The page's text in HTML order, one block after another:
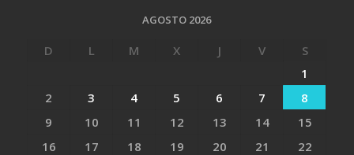
AGOSTO 2026
D L M X J V
S
1
2
3 4 5 6 7
8
9
10 11 12 13 14
15
16
17 18 19 20 21
22